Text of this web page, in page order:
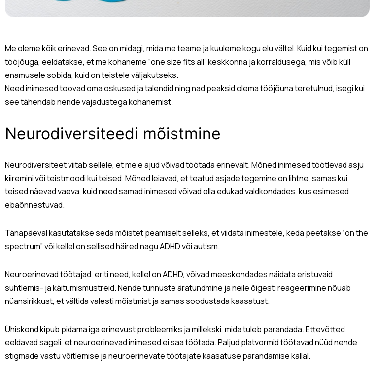
Me oleme kõik erinevad. See on midagi, mida me teame ja kuuleme kogu elu vältel. Kuid kui tegemist on
tööjõuga, eeldatakse, et me kohaneme “one size fits all” keskkonna ja korraldusega, mis võib küll
enamusele sobida, kuid on teistele väljakutseks.
Need inimesed toovad oma oskused ja talendid ning nad peaksid olema tööjõuna teretulnud, isegi kui
see tähendab nende vajadustega kohanemist.
Neurodiversiteedi mõistmine
Neurodiversiteet viitab sellele, et meie ajud võivad töötada erinevalt. Mõned inimesed töötlevad asju
kiiremini või teistmoodi kui teised. Mõned leiavad, et teatud asjade tegemine on lihtne, samas kui
teised näevad vaeva, kuid need samad inimesed võivad olla edukad valdkondades, kus esimesed
ebaõnnestuvad.
Tänapäeval kasutatakse seda mõistet peamiselt selleks, et viidata inimestele, keda peetakse “on the
spectrum” või kellel on sellised häired nagu ADHD või autism.
Neuroerinevad töötajad, eriti need, kellel on ADHD, võivad meeskondades näidata eristuvaid
suhtlemis- ja käitumismustreid. Nende tunnuste äratundmine ja neile õigesti reageerimine nõuab
nüansirikkust, et vältida valesti mõistmist ja samas soodustada kaasatust.
Ühiskond kipub pidama iga erinevust probleemiks ja millekski, mida tuleb parandada. Ettevõtted
eeldavad sageli, et neuroerinevad inimesed ei saa töötada. Paljud platvormid töötavad nüüd nende
stigmade vastu võitlemise ja neuroerinevate töötajate kaasatuse parandamise kallal.